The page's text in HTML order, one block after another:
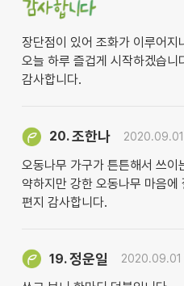
장단점이 있어 조화가 이루어지
오늘 하루 즐겁게 시작하겠습니
감사합니다.
20.조한나
오동나무 가구가 튼튼해서 쓰이
약하지만 강한 오동나무 마음
편지 감사합니다.
19.정운일 2020.09.01